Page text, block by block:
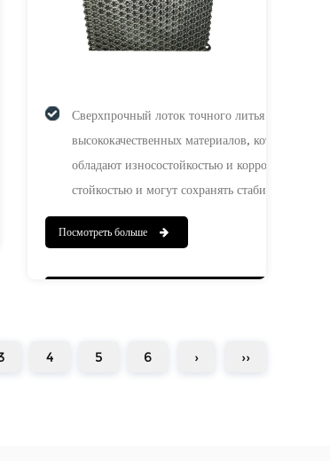
для
широко
и
и
Сверхпрочный лоток точного литья из
высококачественных материалов, которые
обладают износостойкостью и коррозионной
стойкостью и могут сохранять стабильную
работу в течение длительного времени в
суровых условиях. Высокоточный процесс
требования к нагрузке различного тяжелого
Посмотреть больше
4 5 6 › ››